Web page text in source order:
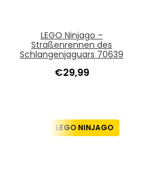
LEGO Ninjago –
Straßenrennen des
Schlangenjaguars 70639
€29,99
LEGO NINJAGO